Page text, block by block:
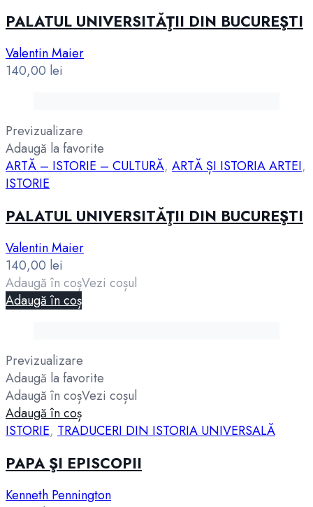
PALATUL UNIVERSITĂŢII DIN BUCUREŞTI
Valentin Maier
140,00 lei
Previzualizare
Adaugă la favorite
ARTĂ – ISTORIE – CULTURĂ, ARTĂ ȘI ISTORIA ARTEI,
ISTORIE
PALATUL UNIVERSITĂŢII DIN BUCUREŞTI
Valentin Maier
140,00 lei
Adaugă în coșVezi coșul
Adaugă în coș
Previzualizare
Adaugă la favorite
Adaugă în coșVezi coșul
Adaugă în coș
ISTORIE, TRADUCERI DIN ISTORIA UNIVERSALĂ
PAPA ŞI EPISCOPII
Kenneth Pennington